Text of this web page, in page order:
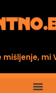
mišljenje, mi